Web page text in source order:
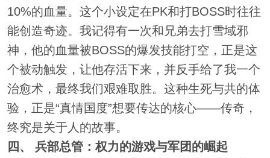
10%的血量。这个小设定在PK和打BOSS时往往
能创造奇迹。我记得有一次和兄弟去打雪域邪
神，他的血量被BOSS的爆发技能打空，正是这
个被动触发，让他存活下来，并反手给了我一个
治愈术，最终我们艰难取胜。这种生死与共的体
验，正是“真情国度”想要传达的核心——传奇，
终究是关于人的故事。
四、 兵部总管：权力的游戏与军团的崛起